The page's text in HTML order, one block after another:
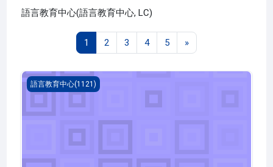
語言教育中心(語言教育中心, LC)
1 Page 1
2 Page 2
3 Page 3
4Page 4
5Page 5
»Next page
英語聽講(1121_G5LC000051N)
語言教育中心(1121)